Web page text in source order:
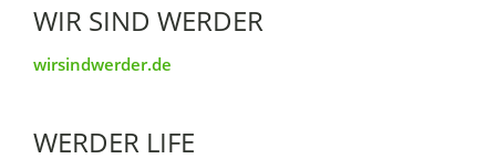
WIR SIND WERDER
wirsindwerder.de
WERDER LIFE